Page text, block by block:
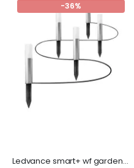
-36%
Ledvance smart+ wf gardenpole rgbw 180lm